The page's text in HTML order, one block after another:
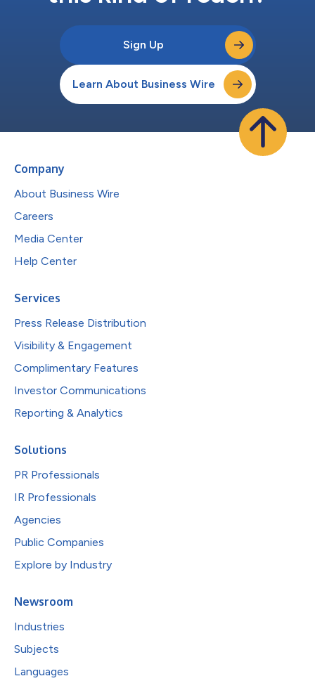
Sign Up
Learn About Business Wire
Company
About Business Wire
Careers
Media Center
Help Center
Services
Press Release Distribution
Visibility & Engagement
Complimentary Features
Investor Communications
Reporting & Analytics
Solutions
PR Professionals
IR Professionals
Agencies
Public Companies
Explore by Industry
Newsroom
Industries
Subjects
Languages